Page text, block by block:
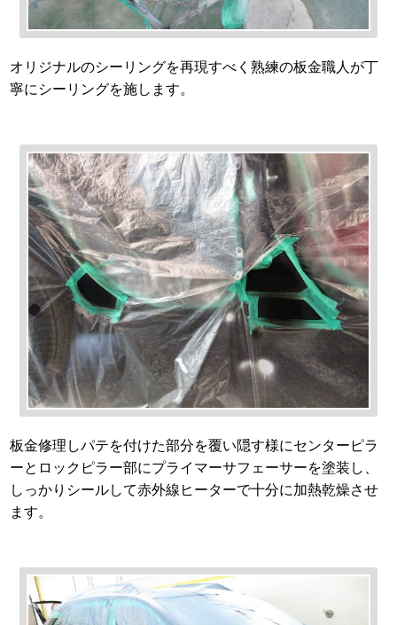
オリジナルのシーリングを再現すべく熟練の板金職人が丁
寧にシーリングを施します。
板金修理しパテを付けた部分を覆い隠す様にセンターピラ
ーとロックピラー部にプライマーサフェーサーを塗装し、
しっかりシールして赤外線ヒーターで十分に加熱乾燥させ
ます。